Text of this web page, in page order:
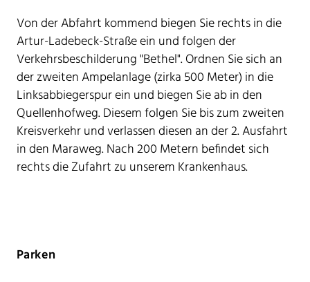
Von der Abfahrt kommend biegen Sie rechts in die
Artur-Ladebeck-Straße ein und folgen der
Verkehrsbeschilderung "Bethel". Ordnen Sie sich an
der zweiten Ampelanlage (zirka 500 Meter) in die
Linksabbiegerspur ein und biegen Sie ab in den
Quellenhofweg. Diesem folgen Sie bis zum zweiten
Kreisverkehr und verlassen diesen an der 2. Ausfahrt
in den Maraweg. Nach 200 Metern befindet sich
rechts die Zufahrt zu unserem Krankenhaus.
Parken